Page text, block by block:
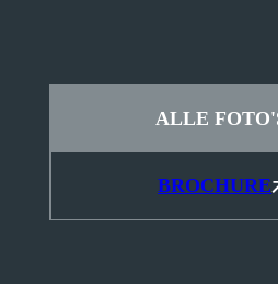
ALLE
BROCHURE